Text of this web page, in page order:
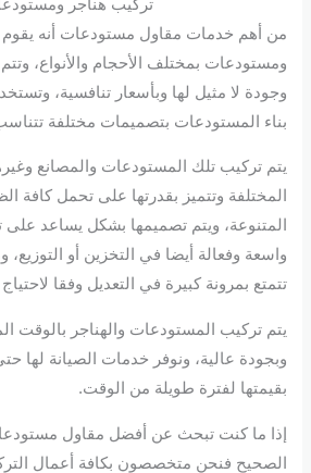
تركيب هناجر
من أهم خدمات مقاول مستودعات أنه يقوم
ومستودعات بمختلف الأحجام والأنواع،
وجودة لا مثيل لها وبأسعار تنافسية،
بناء المستودعات بتصميمات مختلفة
يتم تركيب تلك المستودعات والمصانع
المختلفة وتتميز بقدرتها على تحمل كافة
المتنوعة، ويتم تصميمها بشكل يساعد
واسعة وفعالة أيضا في التخزين أو التوزيع،
تتمتع بمرونة كبيرة في التعديل وفقا
يتم تركيب المستودعات والهناجر بالوقت
وبجودة عالية، ونوفر خدمات الصيانة لها
بقيمتها لفترة طويلة من الوقت.
إذا ما كنت تبحث عن أفضل مقاول
الصحيح فنحن متخصصون بكافة أعمال